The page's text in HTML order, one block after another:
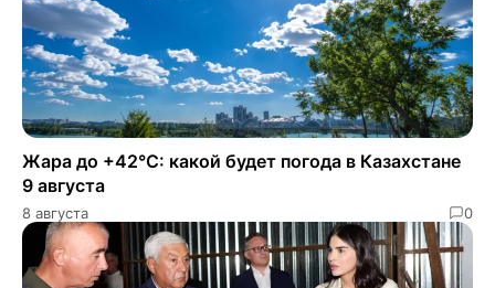
Жара до +42°C: какой будет погода в Казахстане
9 августа
8 августа 0